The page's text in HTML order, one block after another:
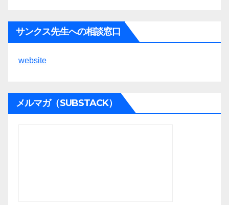
サンクス先生への相談窓口
website
メルマガ（SUBSTACK）